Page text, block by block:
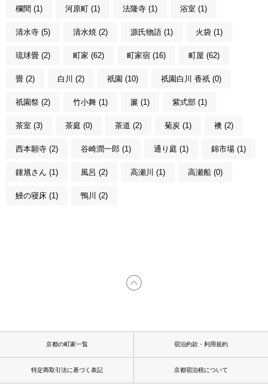
欄間 (1) 河原町 (1) 法隆寺 (1) 浴室 (1)
清水寺 (5) 清水焼 (2) 源氏物語 (1) 火袋 (1)
琉球畳 (2) 町家 (62) 町家宿 (16) 町屋 (62)
畳 (2) 白川 (2) 祇園 (10) 祇園白川 香祇 (0)
祇園祭 (2) 竹小舞 (1) 簾 (1) 紫式部 (1)
茶室 (3) 茶庭 (0) 茶道 (2) 菊炭 (1) 襖 (2)
西本願寺 (2) 谷崎潤一郎 (1) 通り庭 (1) 錦市場 (1)
鍾馗さん (1) 風呂 (2) 高瀬川 (1) 高瀬船 (0)
鰻の寝床 (1) 鴨川 (2)
京都の町家一覧 宿泊約款・利用規約
特定商取引法に基づく表記 京都宿泊税について